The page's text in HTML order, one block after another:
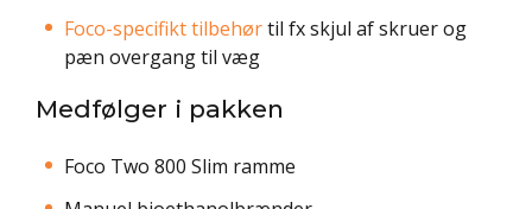
Foco-specifikt tilbehørtil fx skjul af skruer og
pæn overgang til væg
Medfølger i pakken
Foco Two 800 Slim ramme